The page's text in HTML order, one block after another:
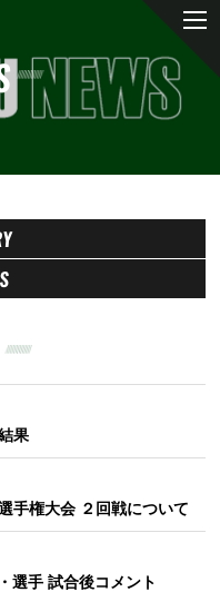
果
手権大会 ２回戦について
選手 試合後コメント